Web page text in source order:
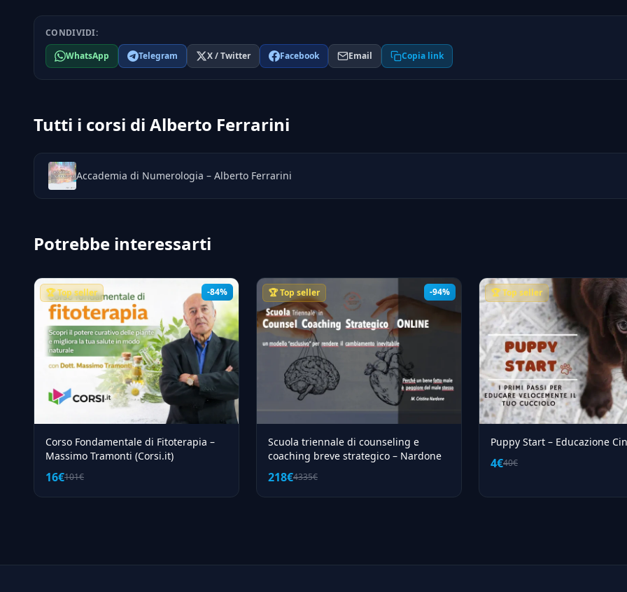
CONDIVIDI:
WhatsApp
Telegram X / Twitter Facebook Email Copia link
Tutti i corsi di Alberto Ferrarini
Accademia di Numerologia – Alberto Ferrarini
Potrebbe interessarti
-84%
🏆 Top seller
Corso Fondamentale di Fitoterapia –
Massimo Tramonti (Corsi.it)
16€101€
-94%
🏆 Top seller
Scuola triennale di counseling e
coaching breve strategico – Nardone
218€4335€
🏆 Top seller
Puppy Start – Educazione
4€40€